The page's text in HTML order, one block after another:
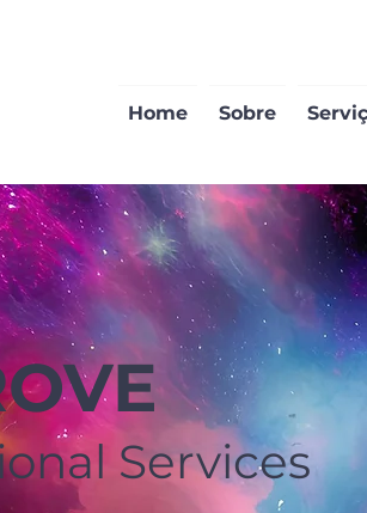
Home Sobre
Services